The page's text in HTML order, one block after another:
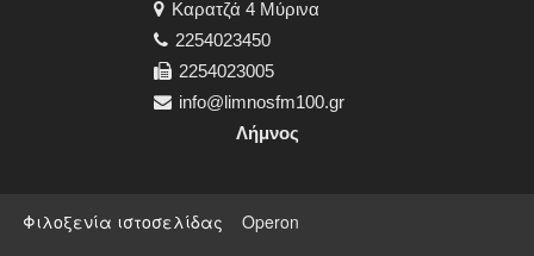
Καρατζά 4 Μύρινα
2254023450
2254023005
info@limnosfm100.gr
Λήμνος
Φιλοξενία ιστοσελίδας Operon